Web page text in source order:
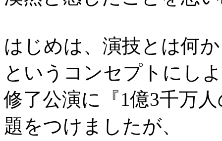
はじめは、演技とは何
というコンセプトにし
修了公演に『1億3千万
題をつけましたが、